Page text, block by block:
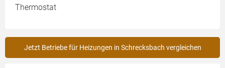
Thermostat
Jetzt Betriebe für Heizungen in Schrecksbach vergleichen